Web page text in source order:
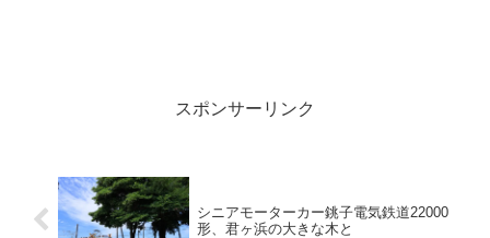
スポンサーリンク
シニアモーターカー銚子電気鉄道22000
形、君ヶ浜の大きな木と